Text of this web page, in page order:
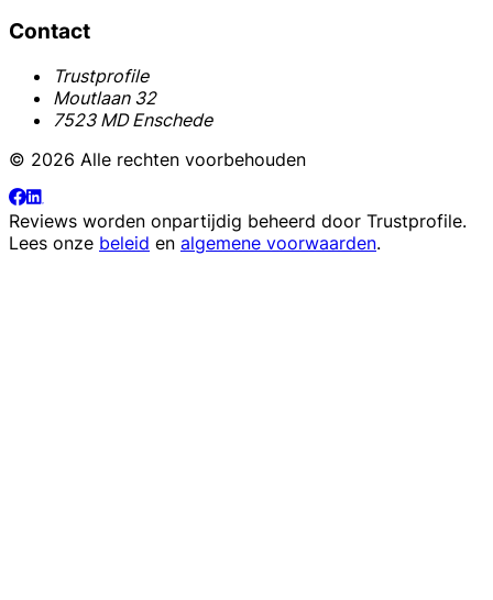
Contact
Trustprofile
Moutlaan 32
7523 MD Enschede
© 2026 Alle rechten voorbehouden
Reviews worden onpartijdig beheerd door Trustprofile.
Lees onze beleid en algemene voorwaarden.